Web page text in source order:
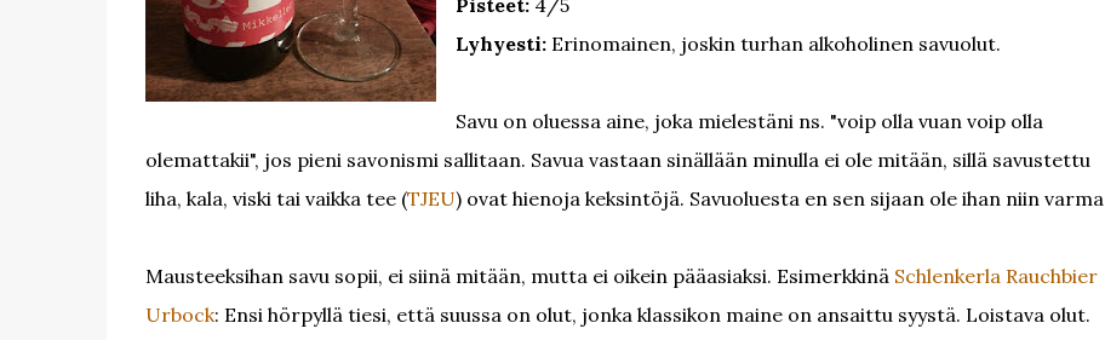
Pisteet: 4/5
Lyhyesti: Erinomainen, joskin turhan alkoholinen savuolut.
Savu on oluessa aine, joka mielestäni ns. "voip olla vuan voip olla
olemattakii", jos pieni savonismi sallitaan. Savua vastaan sinällään minulla ei ole mitään, sillä savustettu
liha, kala, viski tai vaikka tee (TJEU) ovat hienoja keksintöjä. Savuoluesta en sen sijaan ole ihan niin varma
Mausteeksihan savu sopii, ei siinä mitään, mutta ei oikein pääasiaksi. Esimerkkinä Schlenkerla Rauchbier
Urbock: Ensi hörpyllä tiesi, että suussa on olut, jonka klassikon maine on ansaittu syystä. Loistava olut.